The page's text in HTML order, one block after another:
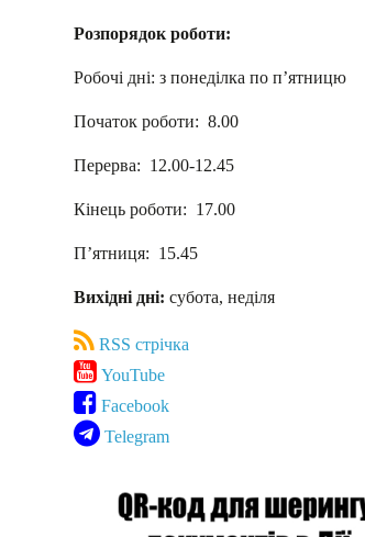
Розпорядок роботи:
Робочі дні: з понеділка по п’ятницю
Початок роботи: 8.00
Перерва: 12.00-12.45
Кінець роботи: 17.00
П’ятниця: 15.45
Вихідні дні: субота, неділя
RSS стрічка
YouTube
Facebook
Telegram